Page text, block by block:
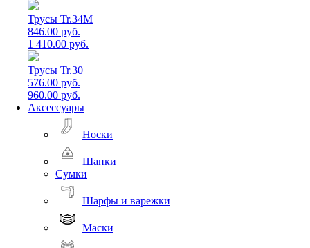
Трусы Tr.34M
846.00 руб.
1 410.00 руб.
Трусы Tr.30
576.00 руб.
960.00 руб.
Аксессуары
Носки
Шапки
Сумки
Шарфы и варежки
Маски